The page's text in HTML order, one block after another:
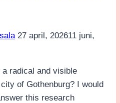
27 april, 202611 juni,
radical and visible
of Gothenburg? I would
this research